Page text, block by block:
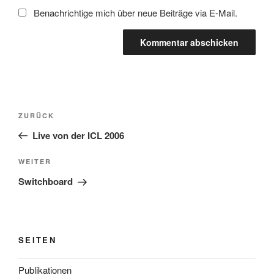
Benachrichtige mich über neue Beiträge via E-Mail.
Beitragsnavigation
Vorheriger
Beitrag
ZURÜCK
Live von der ICL 2006
Nächster
Beitrag
WEITER
Switchboard
SEITEN
Publikationen